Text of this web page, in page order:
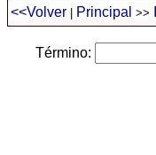
<<Volver Principal >>
Término: